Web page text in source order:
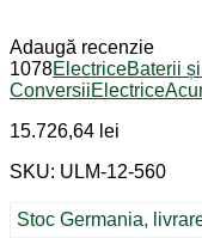
Adaugă recenzie
1078ElectriceBaterii
ConversiiElectrice
15.726,64 lei
SKU: ULM-12-560
Stoc Germania,